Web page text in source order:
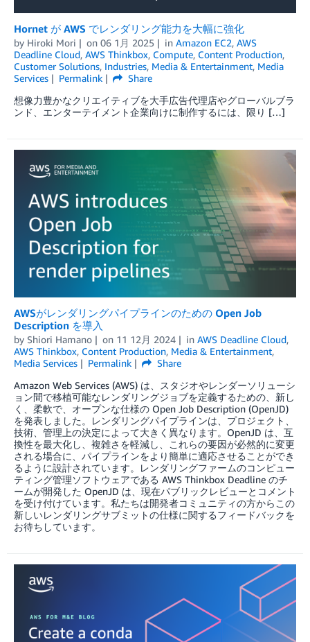
Hornet が AWS でレンダリング能力を大幅に強化
by Hiroki Mori on 06 1月 2025 in Amazon EC2, AWS
Deadline Cloud, AWS Thinkbox, Compute, Content Production,
Customer Solutions, Industries, Media & Entertainment, Media
Services
Permalink
Share
想像力豊かなクリエイティブを大手広告代理店やグローバルブラ
ンド、エンターテイメント企業向けに制作するには、限り […]
AWSがレンダリングパイプラインのための Open Job
Description を導入
by Shiori Hamano on 11 12月 2024 in AWS Deadline Cloud,
AWS Thinkbox, Content Production, Media & Entertainment,
Media Services
Permalink
Share
Amazon Web Services (AWS) は、スタジオやレンダーソリューシ
ョン間で移植可能なレンダリングジョブを定義するための、新し
く、柔軟で、オープンな仕様の Open Job Description (OpenJD)
を発表しました。レンダリングパイプラインは、プロジェクト、
技術、管理上の決定によって大きく異なります。OpenJD は、互
換性を最大化し、複雑さを軽減し、これらの要因が必然的に変更
される場合に、パイプラインをより簡単に適応させることができ
るように設計されています。レンダリングファームのコンピュー
ティング管理ソフトウェアである AWS Thinkbox Deadline のチ
ームが開発した OpenJD は、現在パブリックレビューとコメント
を受け付けています。私たちは開発者コミュニティの方からこの
新しいレンダリングサブミットの仕様に関するフィードバックを
お待ちしています。